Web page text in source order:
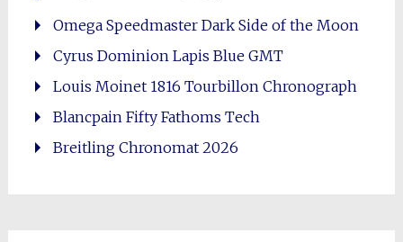
Omega Speedmaster Dark Side of the Moon
Cyrus Dominion Lapis Blue GMT
Louis Moinet 1816 Tourbillon Chronograph
Blancpain Fifty Fathoms Tech
Breitling Chronomat 2026